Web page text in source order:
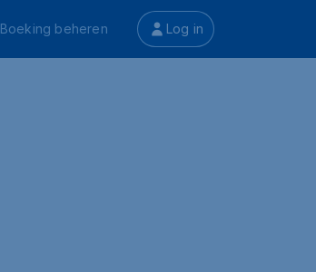
Boeking beheren Log in